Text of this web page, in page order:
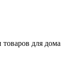
для дома